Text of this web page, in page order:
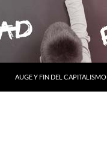
AUGE Y FIN DEL CAPITALISMO